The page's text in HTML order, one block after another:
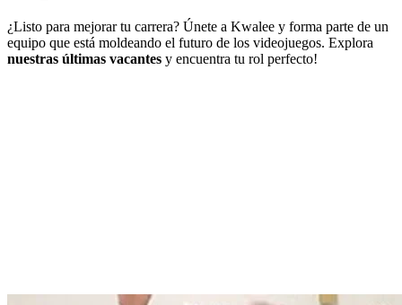
¿Listo para mejorar tu carrera? Únete a Kwalee y forma parte de un
equipo que está moldeando el futuro de los videojuegos. Explora
nuestras últimas vacantes y encuentra tu rol perfecto!